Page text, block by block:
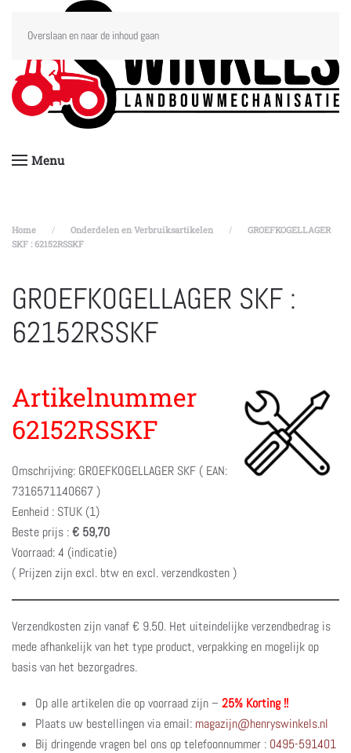
Overslaan en naar de inhoud gaan
Menu
Home Onderdelen en Verbruiksartikelen
GROEFKOGELLAGER
SKF : 62152RSSKF
GROEFKOGELLAGER SKF :
62152RSSKF
Artikelnummer
62152RSSKF
Omschrijving: GROEFKOGELLAGER SKF ( EAN:
7316571140667 )
Eenheid : STUK (1)
Beste prijs :€ 59,70
Voorraad: 4 (indicatie)
( Prijzen zijn excl. btw en excl. verzendkosten )
Verzendkosten zijn vanaf € 9.50. Het uiteindelijke verzendbedrag is
mede afhankelijk van het type product, verpakking en mogelijk op
basis van het bezorgadres.
Op alle artikelen die op voorraad zijn – 25% Korting !!
Plaats uw bestellingen via email: magazijn@henryswinkels.nl
Bij dringende vragen bel ons op telefoonnummer : 0495-591401